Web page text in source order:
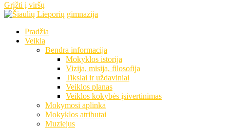
Grįžti į viršų
Pradžia
Veikla
Bendra informacija
Mokyklos istorija
Vizija, misija, filosofija
Tikslai ir uždaviniai
Veiklos planas
Veiklos kokybės įsivertinimas
Mokymosi aplinka
Mokyklos atributai
Muziejus